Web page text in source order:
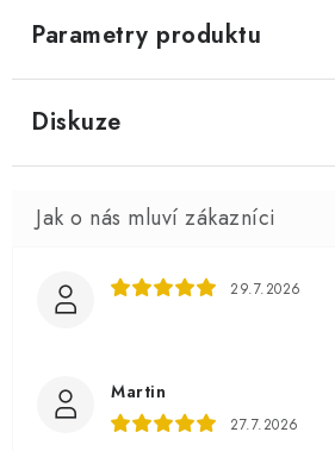
Parametry produktu
Diskuze
29.7.2026
Martin
27.7.2026